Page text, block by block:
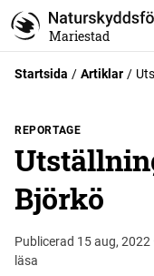
Mariestad
Startsida Artiklar
REPORTAGE
Björkö
Publicerad 15 aug, 2022
läsa